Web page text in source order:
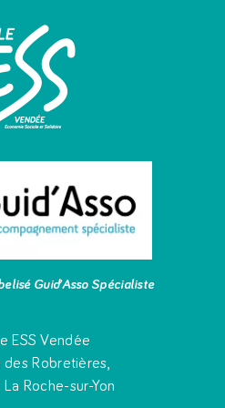
Guid’Asso Spécialiste
ESS Vendée
des Robretières,
Roche-sur-Yon